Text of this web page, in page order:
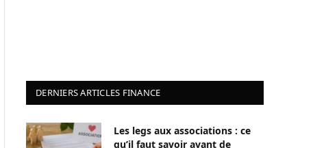
DERNIERS ARTICLES FINANCE
Les legs aux associations : ce
qu’il faut savoir avant de